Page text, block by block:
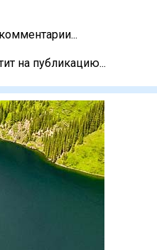
на публикацию...